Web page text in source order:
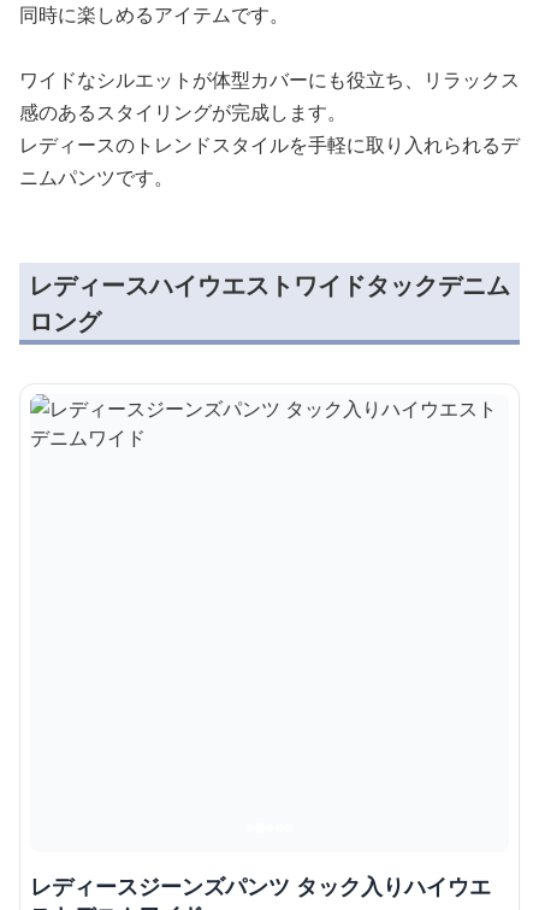
同時に楽しめるアイテムです。
ワイドなシルエットが体型カバーにも役立ち、リラックス
感のあるスタイリングが完成します。
レディースのトレンドスタイルを手軽に取り入れられるデ
ニムパンツです。
レディースハイウエストワイドタックデニム
ロング
レディースジーンズパンツ タック入りハイウエ